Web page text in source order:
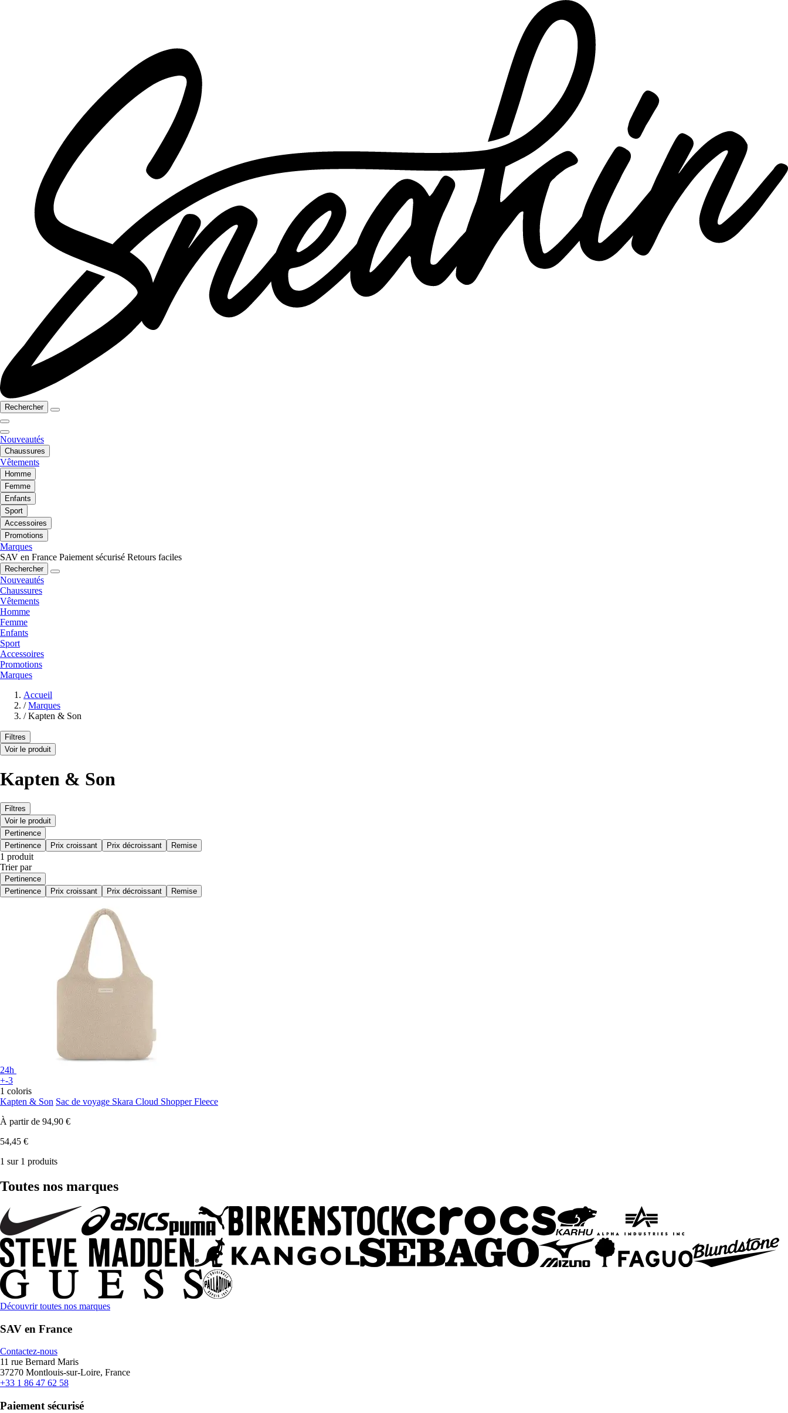
Rechercher
Nouveautés
Chaussures
Vêtements
Homme
Femme
Enfants
Sport
Accessoires
Promotions
Marques
SAV en France Paiement sécurisé Retours faciles
Rechercher
Nouveautés
Chaussures
Vêtements
Homme
Femme
Enfants
Sport
Accessoires
Promotions
Marques
Accueil
/ Marques
/ Kapten & Son
Filtres
Voir le produit
Kapten & Son
Filtres
Voir le produit
Pertinence
Pertinence
Prix croissant Prix décroissant Remise
1 produit
Trier par
Pertinence
Pertinence
Prix croissant Prix décroissant Remise
24h
+-3
1 coloris
Kapten & Son Sac de voyage Skara Cloud Shopper Fleece
À partir de 94,90 €
54,45 €
1 sur 1 produits
Toutes nos marques
Découvrir toutes nos marques
SAV en France
Contactez-nous
11 rue Bernard Maris
37270 Montlouis-sur-Loire, France
+33 1 86 47 62 58
Paiement sécurisé